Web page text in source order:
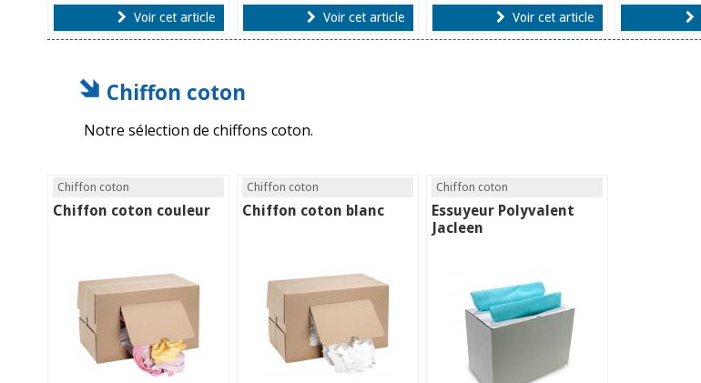
Voir cet article Voir cet article Voir cet article
Chiffon coton
Notre sélection de chiffons coton.
Chiffon coton
Chiffon coton couleur
Chiffon coton
Chiffon coton blanc
Chiffon coton
Essuyeur Polyvalent
Jacleen